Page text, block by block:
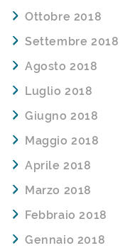
Ottobre 2018
Settembre 2018
Agosto 2018
Luglio 2018
Giugno 2018
Maggio 2018
Aprile 2018
Marzo 2018
Febbraio 2018
Gennaio 2018